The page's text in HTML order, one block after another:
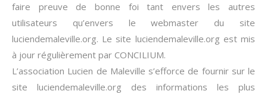
faire preuve de bonne foi tant envers les autres
utilisateurs qu’envers le webmaster du site
luciendemaleville.org. Le site luciendemaleville.org est mis
à jour régulièrement par CONCILIUM.
L’association Lucien de Maleville s’efforce de fournir sur le
site luciendemaleville.org des informations les plus